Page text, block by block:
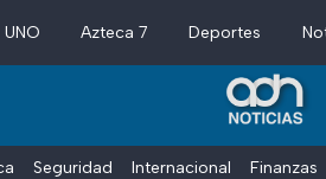
Azteca 7 Deportes
Seguridad Internacional Finanzas